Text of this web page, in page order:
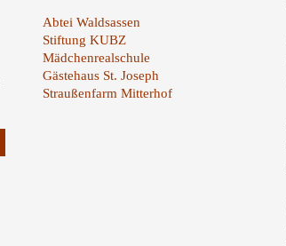
Abtei Waldsassen
Stiftung KUBZ
Mädchenrealschule
Gästehaus St. Joseph
Straußenfarm Mitterhof